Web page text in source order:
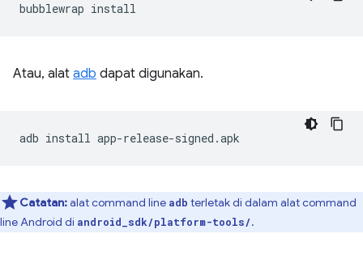
bubblewrap
Atau, alat adb dapat digunakan.
adb install
Catatan:alat command line adb terletak di dalam alat command
line Android di android_sdk/platform-tools/.